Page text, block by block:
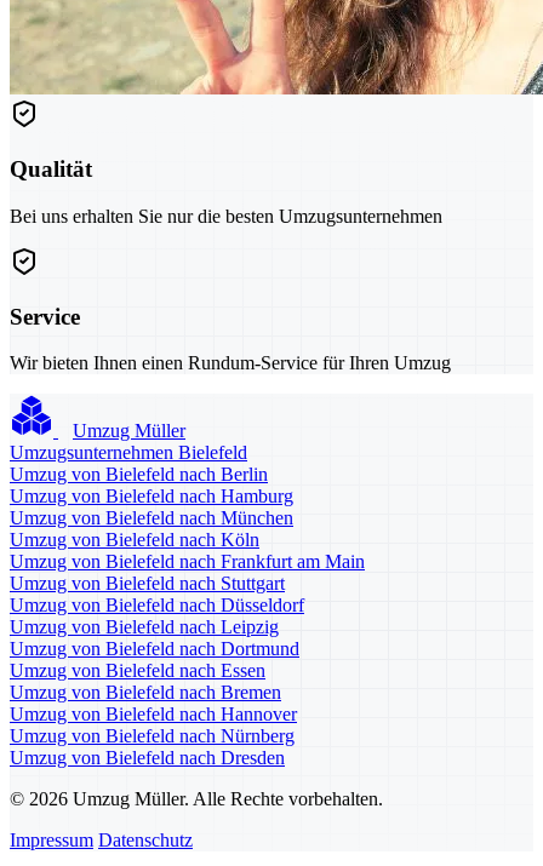
Qualität
Bei uns erhalten Sie nur die besten Umzugsunternehmen
Service
Wir bieten Ihnen einen Rundum-Service für Ihren Umzug
Umzug Müller
Umzugsunternehmen Bielefeld
Umzug von Bielefeld nach Berlin
Umzug von Bielefeld nach Hamburg
Umzug von Bielefeld nach München
Umzug von Bielefeld nach Köln
Umzug von Bielefeld nach Frankfurt am Main
Umzug von Bielefeld nach Stuttgart
Umzug von Bielefeld nach Düsseldorf
Umzug von Bielefeld nach Leipzig
Umzug von Bielefeld nach Dortmund
Umzug von Bielefeld nach Essen
Umzug von Bielefeld nach Bremen
Umzug von Bielefeld nach Hannover
Umzug von Bielefeld nach Nürnberg
Umzug von Bielefeld nach Dresden
© 2026 Umzug Müller. Alle Rechte vorbehalten.
Impressum Datenschutz